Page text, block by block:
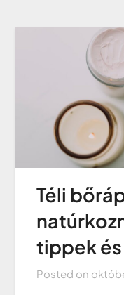
Téli
tippek
Posted on